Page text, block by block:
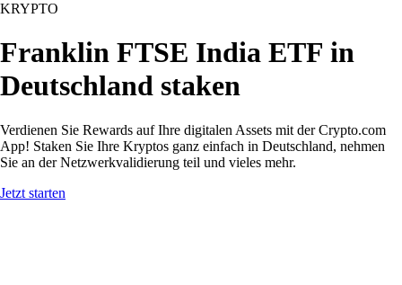
KRYPTO
Franklin FTSE India ETF in
Deutschland staken
Verdienen Sie Rewards auf Ihre digitalen Assets mit der Crypto.com
App! Staken Sie Ihre Kryptos ganz einfach in Deutschland, nehmen
Sie an der Netzwerkvalidierung teil und vieles mehr.
Jetzt starten